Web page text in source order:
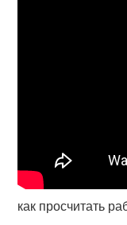
как просчитать